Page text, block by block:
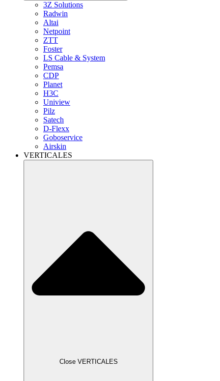
3Z Solutions
Radwin
Altai
Netpoint
ZTT
Foster
LS Cable & System
Pemsa
CDP
Planet
H3C
Uniview
Pilz
Satech
D-Flexx
Goboservice
Airskin
VERTICALES
Close VERTICALES